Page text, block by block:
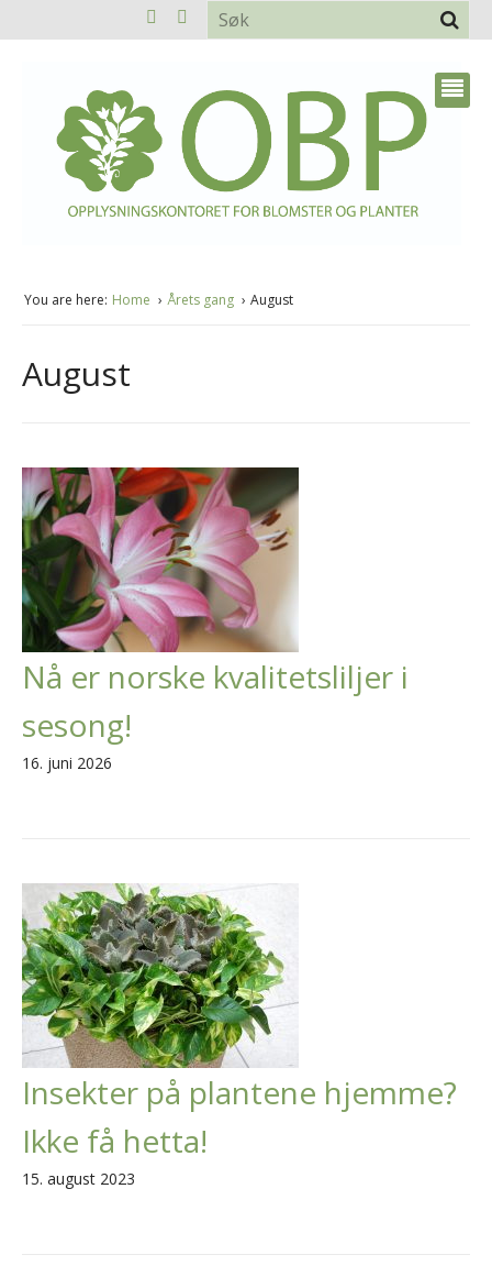
You are here: Home Årets gang August
August
Nå er norske kvalitetsliljer i
sesong!
16. juni 2026
Insekter på plantene hjemme?
Ikke få hetta!
15. august 2023